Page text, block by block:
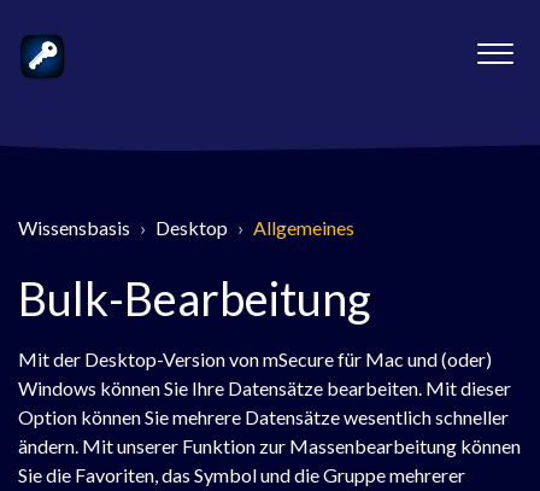
Wissensbasis Desktop Allgemeines
Bulk-Bearbeitung
Mit der Desktop-Version von mSecure für Mac und (oder)
Windows können Sie Ihre Datensätze bearbeiten. Mit dieser
Option können Sie mehrere Datensätze wesentlich schneller
ändern. Mit unserer Funktion zur Massenbearbeitung können
Sie die Favoriten, das Symbol und die Gruppe mehrerer